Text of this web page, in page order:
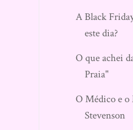
A Black
este dia?
O que achei
Praia"
O Médico e
Stevenson